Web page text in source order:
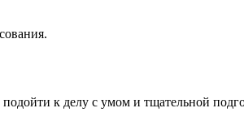
к делу с умом и тщательной